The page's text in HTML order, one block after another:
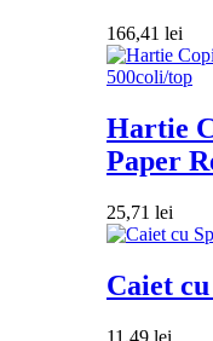
166,41 lei
Hartie
Paper
25,71 lei
Caiet
11,49 lei